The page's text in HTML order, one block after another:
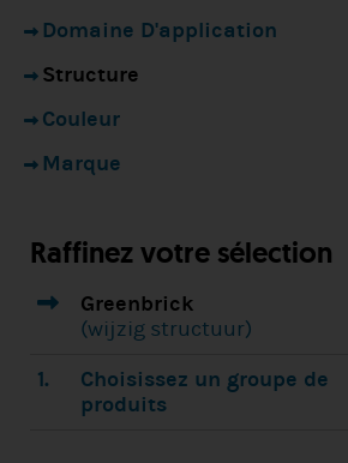
Domaine D'application
Structure
Couleur
Marque
Raffinez votre sélection
Greenbrick
(wijzig structuur)
1.
Choisissez un groupe de
produits